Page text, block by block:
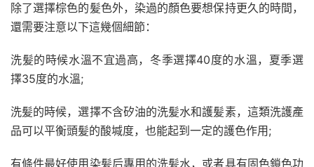
除了選擇棕色的髪色外，染過的顏色要想保持更久的時間，
還需要注意以下這幾個細節：
洗髪的時候水溫不宜過高，冬季選擇40度的水溫，夏季選
擇35度的水溫;
洗髪的時候，選擇不含矽油的洗髪水和護髪素，這類洗護產
品可以平衡頭髪的酸堿度，也能起到一定的護色作用;
有條件最好使用染髪后專用的洗髪水，或者具有固色鎖色功